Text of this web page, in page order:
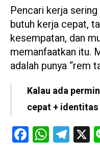
Pencari kerja
butuh kerja cepat,
kesempatan, dan
memanfaatkan itu.
adalah punya “rem
Kalau ada
cepat +
FacebookWhatsApp X